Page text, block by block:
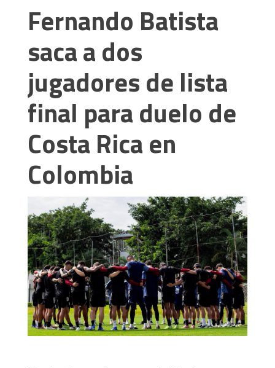
Fernando Batista
saca a dos
jugadores de lista
final para duelo de
Costa Rica en
Colombia